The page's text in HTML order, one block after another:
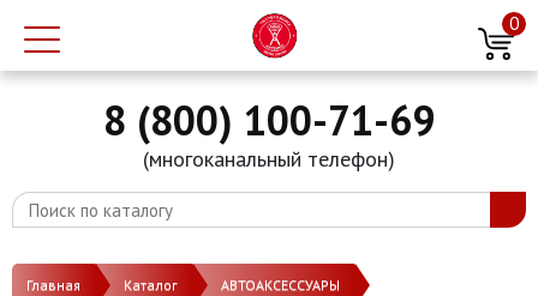
0
8 (800) 100-71-69
(многоканальный телефон)
Главная Каталог АВТОАКСЕССУАРЫ